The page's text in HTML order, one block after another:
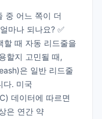
중 어느 쪽이 더
마나 되나요? ✅
할 때 자동 리드줄을
할지 고민될 때,
은 일반 리드줄
다. 미국
데이터에 따르면
은 연간 약